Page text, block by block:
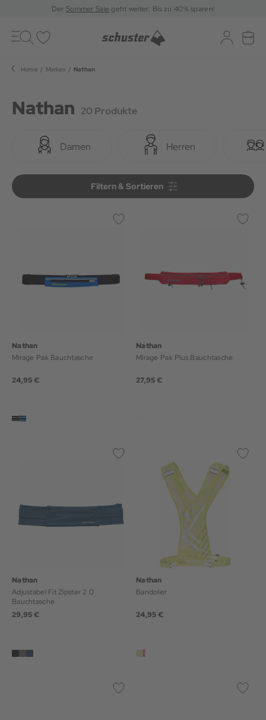
DerSommer Sale geht weiter: Bis zu 40% sparen!
Toggle
navigation
Home Marken Nathan
Nathan 20 Produkte
Damen Herren
Filtern & Sortieren
Filtern & Sortieren
Nathan
Mirage Pak Bauchtasche
24,95 €
Nathan
Mirage Pak Plus Bauchtasche
27,95 €
Nathan
Adjustabel Fit Zipster 2.0
Bauchtasche
29,95 €
Nathan
Bandolier
24,95 €